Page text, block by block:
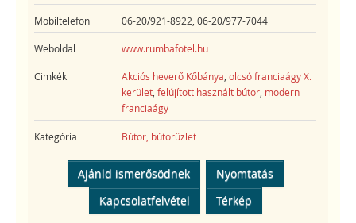
Mobiltelefon 06-20/921-8922, 06-20/977-7044
Weboldal www.rumbafotel.hu
Cimkék Akciós heverő Kőbánya,olcsó franciaágy X.
kerület,felújított használt bútor, modern
franciaágy
Kategória Bútor, bútorüzlet
Ajánld ismerősödnek
Nyomtatás
Kapcsolatfelvétel
Térkép